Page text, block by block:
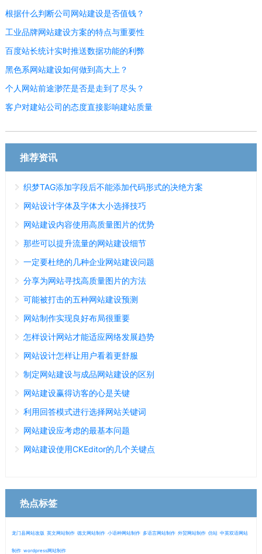
根据什么判断公司网站建设是否值钱？
工业品牌网站建设方案的特点与重要性
百度站长统计实时推送数据功能的利弊
黑色系网站建设如何做到高大上？
个人网站前途渺茫是否是走到了尽头？
客户对建站公司的态度直接影响建站质量
推荐资讯
织梦TAG添加字段后不能添加代码形式的决绝方案
网站设计字体及字体大小选择技巧
网站建设内容使用高质量图片的优势
那些可以提升流量的网站建设细节
一定要杜绝的几种企业网站建设问题
分享为网站寻找高质量图片的方法
可能被打击的五种网站建设预测
网站制作实现良好布局很重要
怎样设计网站才能适应网络发展趋势
网站设计怎样让用户看着更舒服
制定网站建设与成品网站建设的区别
网站建设赢得访客的心是关键
利用回答模式进行选择网站关键词
网站建设应考虑的最基本问题
网站建设使用CKEditor的几个关键点
热点标签
龙门县网站改版 英文网站制作 德文网站制作 小语种网站制作 多语言网站制作 外贸网站制作 仿站 中英双语网站
制作 wordpress网站制作